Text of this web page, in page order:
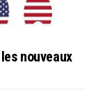
nouveaux